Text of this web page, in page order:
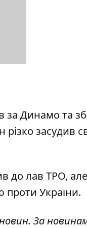
за Динамо та
засудив
до лав ТРО,
проти України.
За